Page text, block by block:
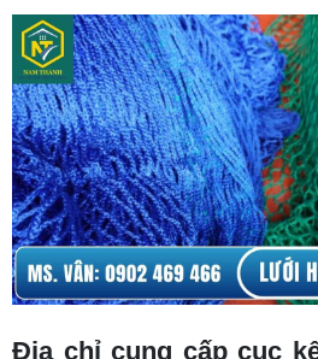
Địa chỉ cung cấp cục